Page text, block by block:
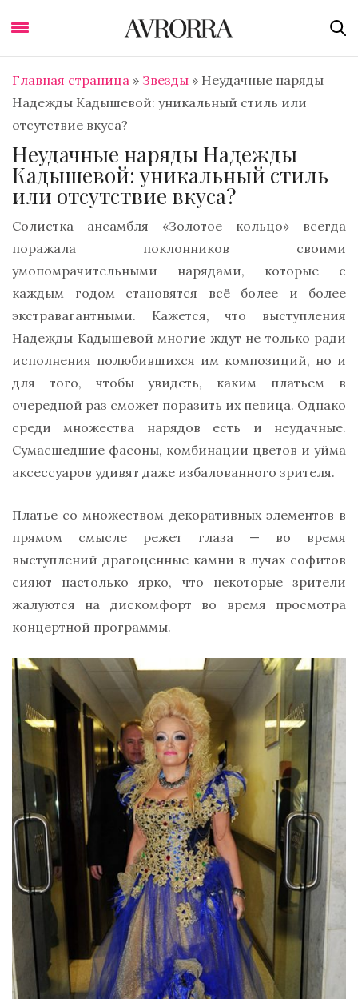
Главная страница » Звезды » Неудачные наряды
Надежды Кадышевой: уникальный стиль или
отсутствие вкуса?
Неудачные наряды Надежды
Кадышевой: уникальный стиль
или отсутствие вкуса?
Солистка ансамбля «Золотое кольцо» всегда
поражала поклонников своими
умопомрачительными нарядами, которые с
каждым годом становятся всё более и более
экстравагантными. Кажется, что выступления
Надежды Кадышевой многие ждут не только ради
исполнения полюбившихся им композиций, но и
для того, чтобы увидеть, каким платьем в
очередной раз сможет поразить их певица. Однако
среди множества нарядов есть и неудачные.
Сумасшедшие фасоны, комбинации цветов и уйма
аксессуаров удивят даже избалованного зрителя.
Платье со множеством декоративных элементов в
прямом смысле режет глаза — во время
выступлений драгоценные камни в лучах софитов
сияют настолько ярко, что некоторые зрители
жалуются на дискомфорт во время просмотра
концертной программы.